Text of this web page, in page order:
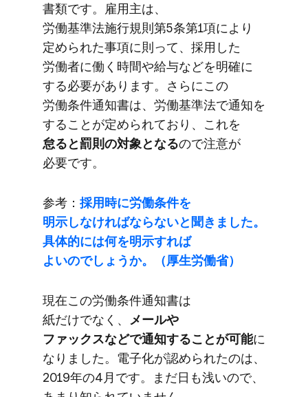
書類です。​雇用主は、​
労働基準法施行規則第5条第1項に​より​
定められた​事項に​則って、​採用した​
労働者に​働く​時間や​給与などを​明確に​
する​必要が​あります。​さらに​この​
労働条件通知書は、​労働基準法で​通知を​
する​ことが​定められており、​これを
怠ると​罰則の​対象と​なるので​注意が​
必要です。
参考： 採用時に​労働条件を​
明示しなければならないと​聞きました。​
具体的には​何を​明示すれば​
よいのでしょうか。​（厚生労働省）
現在この​労働条件通知書は​
紙だけでなく、
​メールや​
ファックスなどで​通知する​ことが​可能に​
なりました。​電子化が​認められたのは、​
2019年の​4月です。​まだ​日も​浅いので、​